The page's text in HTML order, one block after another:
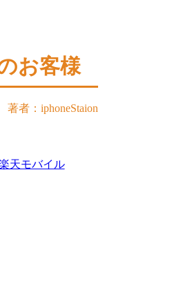
お客様
著者：iphoneStaion